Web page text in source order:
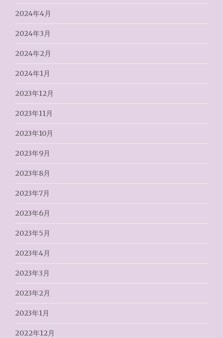
2024年4月
2024年3月
2024年2月
2024年1月
2023年12月
2023年11月
2023年10月
2023年9月
2023年8月
2023年7月
2023年6月
2023年5月
2023年4月
2023年3月
2023年2月
2023年1月
2022年12月